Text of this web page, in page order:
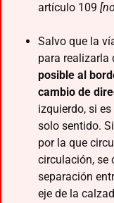
artículo 109
Salvo que la
para realizarla
posible al
cambio de
izquierdo, si
solo sentido.
por la que
circulación, se
separación
eje de la